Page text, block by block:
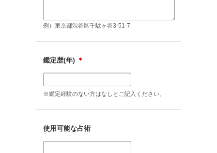
例）東京都渋谷区千駄ヶ谷3-51-7
鑑定歴(年) ＊
※鑑定経験のない方はなしとご記入ください。
使用可能な占術